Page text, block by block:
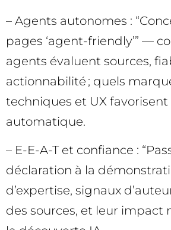
– Agents autonomes :
pages ‘agent-friendly’” —
agents évaluent sources,
actionnabilité ; quels
techniques et UX favorisent
automatique.
– E-E-A-T et confiance :
déclaration à la
d’expertise, signaux
des sources, et leur impact